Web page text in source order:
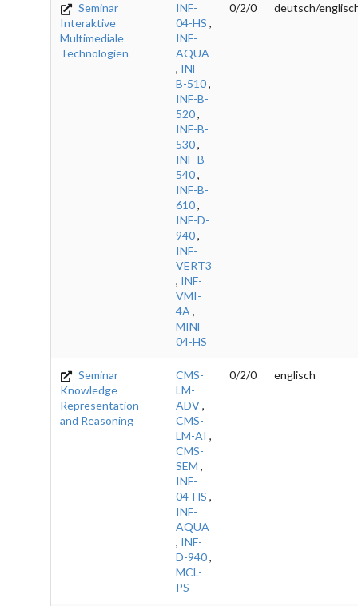
Seminar
Interaktive
Multimediale
Technologien
INF-
04-HS ,
INF-
AQUA
, INF-
B-510,
INF-B-
520,
INF-B-
530,
INF-B-
540,
INF-B-
610,
INF-D-
940,
INF-
VERT3
, INF-
VMI-
4A ,
MINF-
04-HS
0/2/0 deutsch/
Seminar
Knowledge
Representation
and Reasoning
CMS-
LM-
ADV,
CMS-
LM-AI ,
CMS-
SEM ,
INF-
04-HS ,
INF-
AQUA
, INF-
D-940,
MCL-
PS
0/2/0 englisch